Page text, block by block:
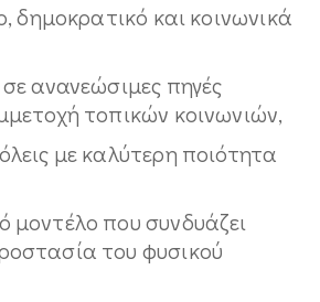
δημοκρατικό και κοινωνικά
ανανεώσιμες πηγές
τοπικών κοινωνιών,
με καλύτερη ποιότητα
μοντέλο που συνδυάζει
του φυσικού